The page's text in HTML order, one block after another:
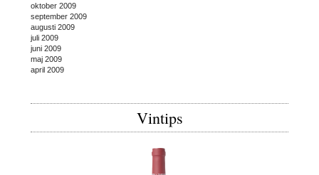
oktober 2009
september 2009
augusti 2009
juli 2009
juni 2009
maj 2009
april 2009
Vintips